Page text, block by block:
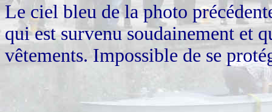
Le ciel bleu de la photo
qui est survenu soudainement et
vêtements. Impossible de se